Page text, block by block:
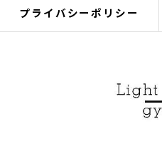
プライバシーポリシー